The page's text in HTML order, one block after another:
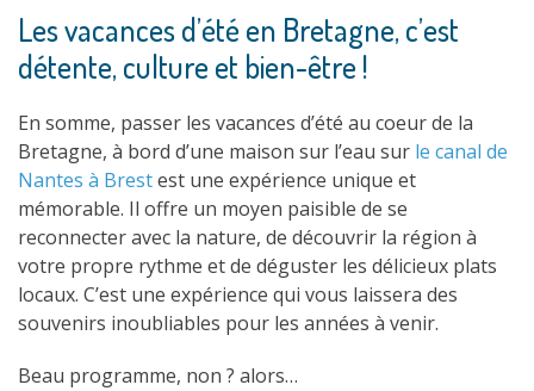
Les vacances d’été en Bretagne, c’est
détente, culture et bien-être !
En somme, passer les vacances d’été au coeur de la
Bretagne, à bord d’une maison sur l’eau sur le canal de
Nantes à Brestest une expérience unique et
mémorable. Il offre un moyen paisible de se
reconnecter avec la nature, de découvrir la région à
votre propre rythme et de déguster les délicieux plats
locaux. C’est une expérience qui vous laissera des
souvenirs inoubliables pour les années à venir.
Beau programme, non ? alors…